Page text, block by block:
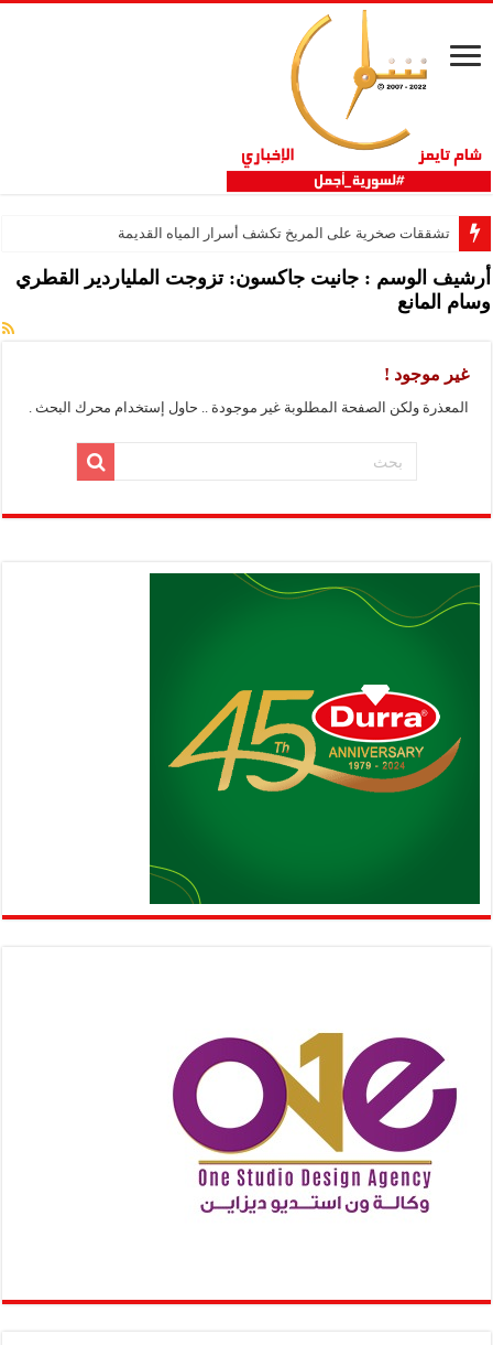
تشققات صخرية على المريخ تكشف أسرار المياه القديمة
أرشيف الوسم :جانيت جاكسون: تزوجت الملياردير القطري
وسام المانع
غير موجود !
المعذرة ولكن الصفحة المطلوبة غير موجودة .. حاول إستخدام محرك البحث .